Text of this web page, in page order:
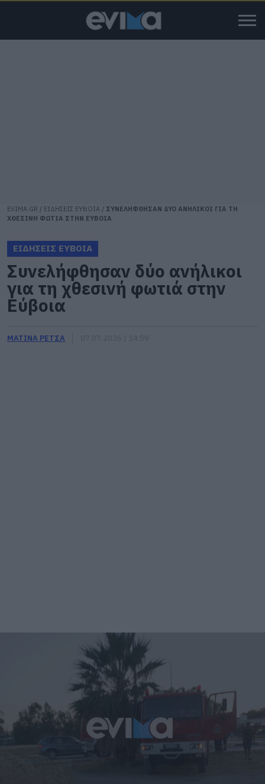
EVIMA.GR / ΕΙΔΗΣΕΙΣ ΕΥΒΟΙΑ / ΣΥΝΕΛΗΦΘΗΣΑΝ ΔΥΟ ΑΝΗΛΙΚΟΙ ΓΙΑ ΤΗ
ΧΘΕΣΙΝΗ ΦΩΤΙΑ ΣΤΗΝ ΕΥΒΟΙΑ
ΕΙΔΗΣΕΙΣ ΕΥΒΟΙΑ
Συνελήφθησαν δύο ανήλικοι
για τη χθεσινή φωτιά στην
Εύβοια
ΜΑΤΙΝΑ ΡΕΤΣΑ